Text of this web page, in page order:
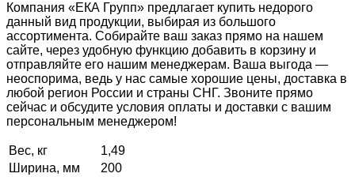
Компания «ЕКА Групп» предлагает купить недорого
данный вид продукции, выбирая из большого
ассортимента. Собирайте ваш заказ прямо на нашем
сайте, через удобную функцию добавить в корзину и
отправляйте его нашим менеджерам. Ваша выгода —
неоспорима, ведь у нас самые хорошие цены, доставка в
любой регион России и страны СНГ. Звоните прямо
сейчас и обсудите условия оплаты и доставки с вашим
персональным менеджером!
Вес, кг
1,49
Ширина, мм
200